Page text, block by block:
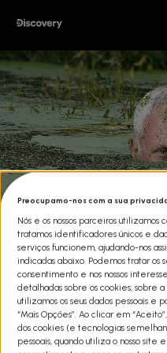
ÁGUAS
WADE T1
Share
O biólogo Jeremy Wade passou
mistérios que se escondem
planeta. Em 2017 ele ‘pousou
na série ‘Monstros do Rio’,
Preocupamo-nos com a sua
Nós e os nossos parceiros
tratamos identificadores únicos e
serviços funcionem, ajudando-nos
indicadas abaixo. Podemos tratar os
consentimento e nos nossos
detalhadas sobre os cookies, sobre
utilizamos os seus dados pessoais e
“Mais Opções”. Ao clicar em
dos cookies (e tecnologias
pessoais, quando utiliza o nosso site